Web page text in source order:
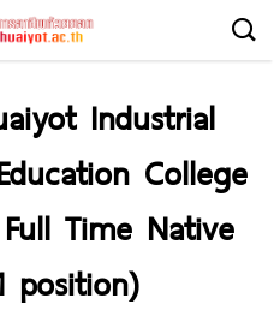
Industrial
College
Time Native
position)